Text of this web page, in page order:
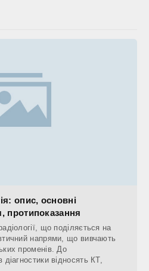
опис, основні
протипоказання
що поділяється на
напрями, що вивчають
променів. До
діагностики відносять КТ,